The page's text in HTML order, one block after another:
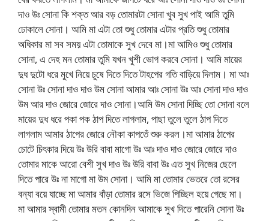
দাও উঃ সোনা কি শক্ত আর বড় তোমারটা সোনা খুব সুখ পাই আমি তুমি
ঢোকালে সোনা। আমি মা এটা তো শুধু তোমার এটার প্রতি শুধু তোমার
অধিকার মা সব সময় এটা তোমাকে সুখ দেবে মা।মা আমিও শুধু তোমার
সোনা, এ দেহ মন তোমার তুমি যখন খুশী ভোগ করবে সোনা। আমি মায়ের
দুধ দুটো ধরে মুখে নিয়ে চুষে দিতে দিতে টাহপের গতি বাড়িয়ে দিলাম। মা আঃ
সোনা উঃ সোনা দাও দাও উম সোনা আমার আঃ সোনা উঃ আঃ সোনা দাও দাও
উম আর দাও জোরে জোরে দাও সোনা।আমি উম সোনা দিচ্ছি তো সোনা বলে
মায়ের দুধ ধরে পকা পক ঠাপ দিতে লাগলাম, পাছা তুলে তুলে ঠাপ দিতে
লাগলাম আমার ঠাপের জোরে নৌকা কাপতেঁ শুরু করল।মা আমার ঠাপের
চোটে চিৎকার দিয়ে উঃ উরি বাবা মাগো উঃ আঃ দাও দাও জোরে জোরে দাও
তোমার মাকে আরো বেশী সুখ দাও উঃ উরি বাবা উঃ এত সুখ নিজের ছেলে
দিতে পারে উঃ না মাগো মা উম সোনা। আমি মা তোমার ভেতরে তো রসের
বন্যা বয়ে যাচ্ছে মা আমার বাঁড়া তোমার রসে ভিজে পিচ্ছিল হয়ে গেছে মা।
মা আমার স্বামী তোমার মতন কোনদিন আমাকে সুখ দিতে পারেনি সোনা উঃ